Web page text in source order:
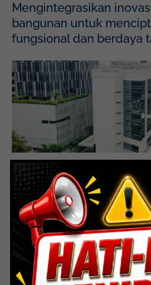
Mengintegrasikan
bangunan untuk
fungsional dan berdaya
Mayapada Hospital Kuningan
Selatan.
Lihat Detail Proyek
Mayapada
Lihat Detail Proyek